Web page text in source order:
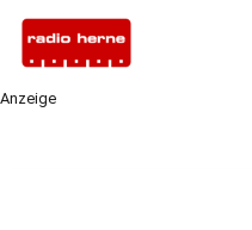
Anzeige